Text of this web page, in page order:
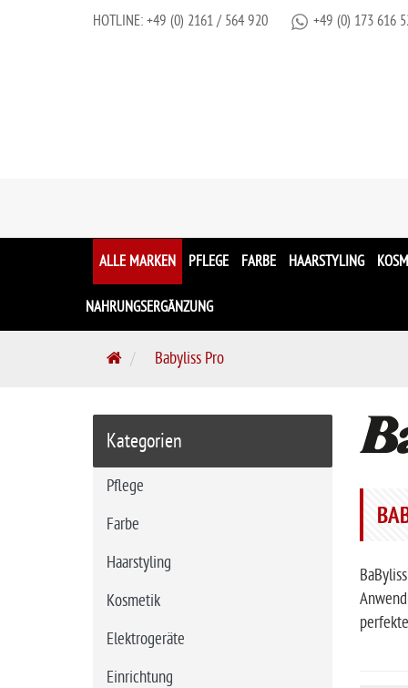
HOTLINE: +49 (0) 2161 / 564 920 +49 (0) 173 616
ALLE MARKEN PFLEGE FARBE HAARSTYLING
NAHRUNGSERGÄNZUNG
S
t
i
e
Babyliss Pro
Kategorien
Pflege
Farbe
Haarstyling
Kosmetik
Elektrogeräte
Einrichtung